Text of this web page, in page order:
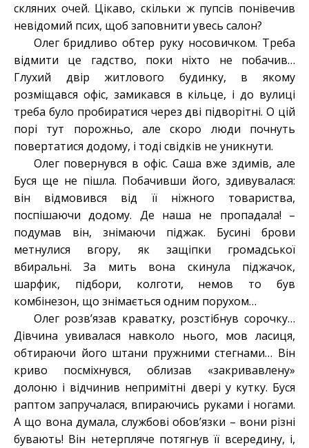
скляних очей. Цікаво, скільки ж пупсів понівечив
невідомий псих, щоб заповнити увесь салон?
Олег бридливо обтер руку носовичком. Треба
відмити це гадство, поки ніхто не побачив…
Глухий двір житлового будинку, в якому
розміщався офіс, замикався в кільце, і до вулиці
треба було пробиратися через дві підворітні. О цій
порі тут порожньо, але скоро люди почнуть
повертатися додому, і тоді свідків не уникнути.
Олег повернувся в офіс. Саша вже здимів, але
Буся ще не пішла. Побачивши його, здивувалася:
він відмовився від її ніжного товариства,
поспішаючи додому. Де наша не пропадала! –
подумав він, знімаючи піджак. Бусині брови
метнулися вгору, як защіпки громадської
вбиральні. За мить вона скинула піджачок,
шарфик, підбори, колготи, немов то був
комбінезон, що знімається одним порухом…
Олег розв’язав краватку, розстібнув сорочку…
Дівчина увивалася навколо нього, мов ласиця,
обтираючи його штани пружними стегнами… Він
криво посміхнувся, облизав «закривавлену»
долоню і відчинив непримітні двері у кутку. Буся
раптом запручалася, впираючись руками і ногами.
А що вона думала, службові обов’язки – вони різні
бувають! Він нетерпляче потягнув її всередину, і,